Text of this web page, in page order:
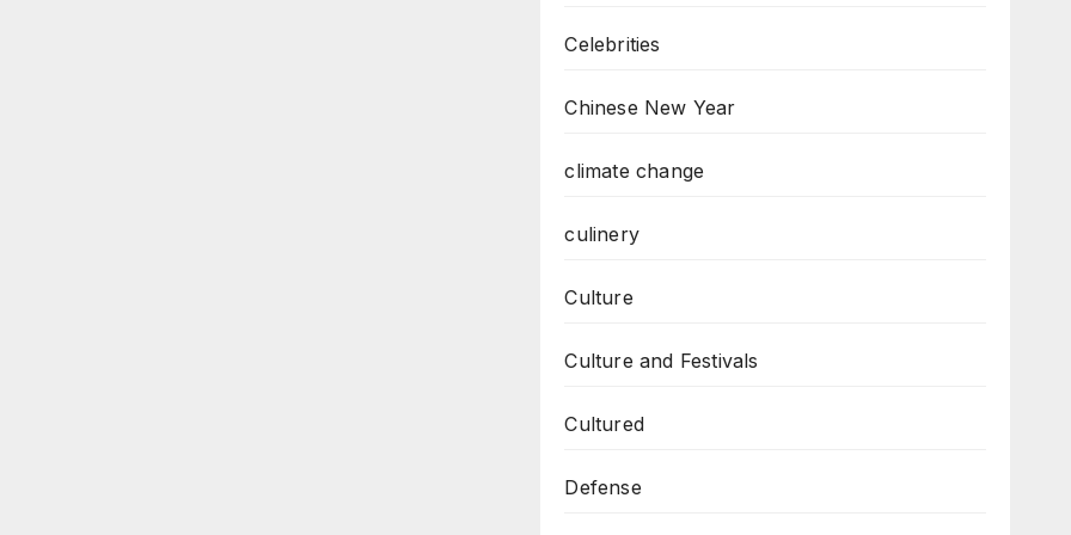
Celebrities
Chinese New Year
climate change
culinery
Culture
Culture and Festivals
Cultured
Defense